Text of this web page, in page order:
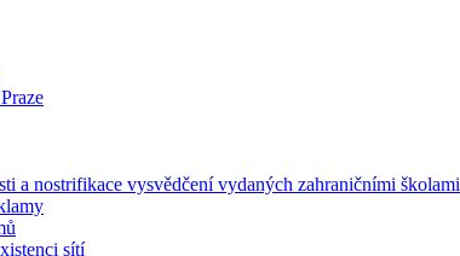
a nostrifikace vysvědčení vydaných zahraničními školami
sítí